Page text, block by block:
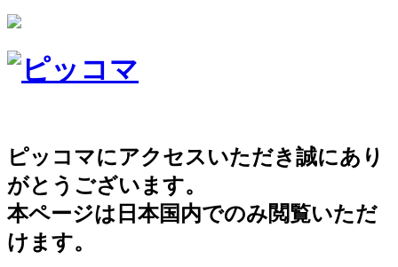
ピッコマにアクセスいただき誠にあり
がとうございます。
本ページは日本国内でのみ閲覧いただ
けます。